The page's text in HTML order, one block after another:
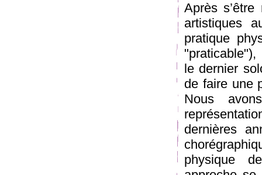
Après
artistiques
pratique
"praticable"),
le dernier
de faire une
Nous
dernières
physique